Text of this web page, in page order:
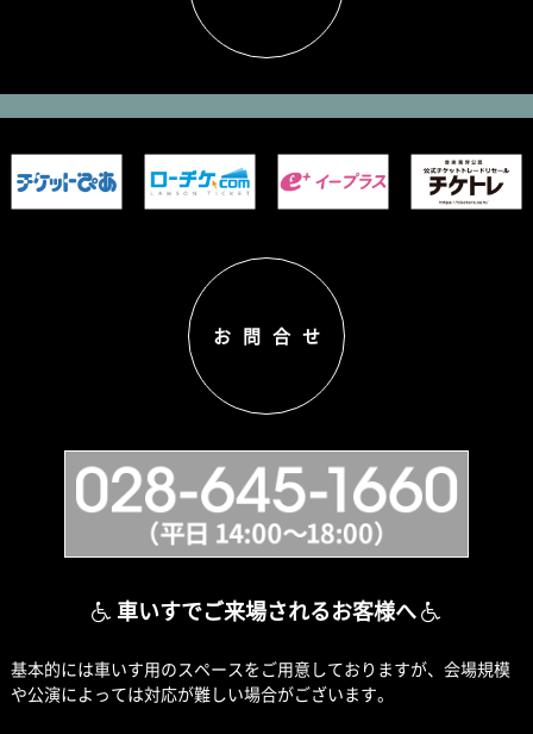
お問合せ
車いすでご来場されるお客様へ
基本的には車いす用のスペースをご用意しておりますが、会場規模
や公演によっては対応が難しい場合がございます。